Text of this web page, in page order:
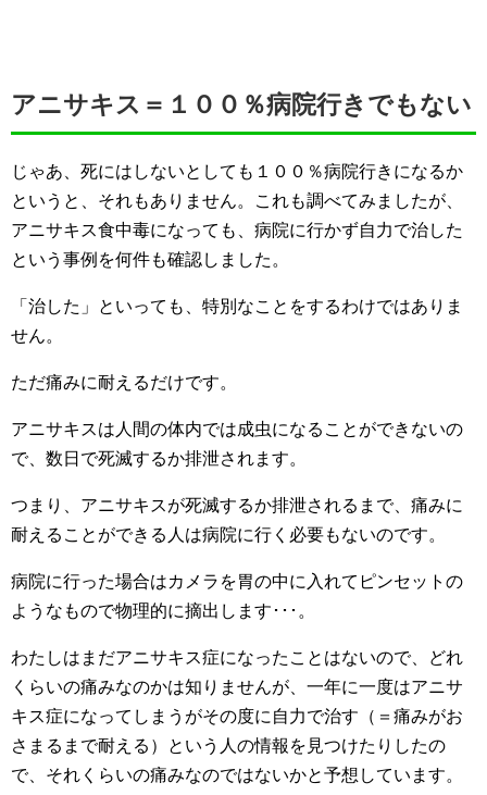
アニサキス＝１００％病院行きでもない
じゃあ、死にはしないとしても１００％病院行きになるか
というと、それもありません。これも調べてみましたが、
アニサキス食中毒になっても、病院に行かず自力で治した
という事例を何件も確認しました。
「治した」といっても、特別なことをするわけではありま
せん。
ただ痛みに耐えるだけです。
アニサキスは人間の体内では成虫になることができないの
で、数日で死滅するか排泄されます。
つまり、アニサキスが死滅するか排泄されるまで、痛みに
耐えることができる人は病院に行く必要もないのです。
病院に行った場合はカメラを胃の中に入れてピンセットの
ようなもので物理的に摘出します･･･。
わたしはまだアニサキス症になったことはないので、どれ
くらいの痛みなのかは知りませんが、一年に一度はアニサ
キス症になってしまうがその度に自力で治す（＝痛みがお
さまるまで耐える）という人の情報を見つけたりしたの
で、それくらいの痛みなのではないかと予想しています。